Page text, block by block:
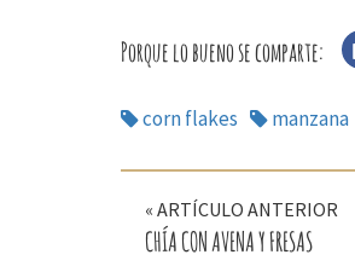
Porque lo bueno se comparte:
corn flakes manzana
Navegación
« ARTÍCULO ANTERIOR
CHÍA CON AVENA Y FRESAS